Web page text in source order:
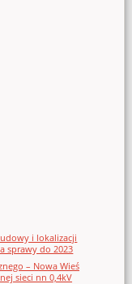
i lokalizacji
sprawy do 2023
– Nowa Wieś
sieci nn 0,4kV